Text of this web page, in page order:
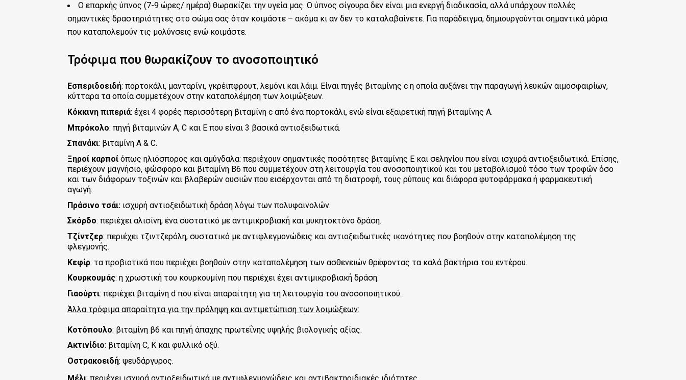
Ο επαρκής ύπνος (7-9 ώρες/ ημέρα) θωρακίζει την υγεία μας. Ο ύπνος σίγουρα δεν είναι μια ενεργή διαδικασία, αλλά υπάρχουν πολλές
σημαντικές δραστηριότητες στο σώμα σας όταν κοιμάστε – ακόμα κι αν δεν το καταλαβαίνετε. Για παράδειγμα, δημιουργούνται σημαντικά μόρια
που καταπολεμούν τις μολύνσεις ενώ κοιμάστε.
Τρόφιμα που θωρακίζουν το ανοσοποιητικό
Εσπεριδοειδή: πορτοκάλι, μανταρίνι, γκρέιπφρουτ, λεμόνι και λάιμ. Είναι πηγές βιταμίνης c η οποία αυξάνει την παραγωγή λευκών αιμοσφαιρίων,
κύτταρα τα οποία συμμετέχουν στην καταπολέμηση των λοιμώξεων.
Κόκκινη πιπεριά: έχει 4 φορές περισσότερη βιταμίνη c από ένα πορτοκάλι, ενώ είναι εξαιρετική πηγή βιταμίνης Α.
Μπρόκολο: πηγή βιταμινών Α, C και Ε που είναι 3 βασικά αντιοξειδωτικά.
Σπανάκι: βιταμίνη Α & C.
Ξηροί καρποί όπως ηλιόσπορος και αμύγδαλα: περιέχουν σημαντικές ποσότητες βιταμίνης Ε και σεληνίου που είναι ισχυρά αντιοξειδωτικά. Επίσης,
περιέχουν μαγνήσιο, φώσφορο και βιταμίνη Β6 που συμμετέχουν στη λειτουργία του ανοσοποιητικού και του μεταβολισμού τόσο των τροφών όσο
και των διάφορων τοξινών και βλαβερών ουσιών που εισέρχονται από τη διατροφή, τους ρύπους και διάφορα φυτοφάρμακα ή φαρμακευτική
αγωγή.
Πράσινο τσάι: ισχυρή αντιοξειδωτική δράση λόγω των πολυφαινολών.
Σκόρδο: περιέχει αλισίνη, ένα συστατικό με αντιμικροβιακή και μυκητοκτόνο δράση.
Τζίντζερ: περιέχει τζιντζερόλη, συστατικό με αντιφλεγμονώδεις και αντιοξειδωτικές ικανότητες που βοηθούν στην καταπολέμηση της
φλεγμονής.
Κεφίρ: τα προβιοτικά που περιέχει βοηθούν στην καταπολέμηση των ασθενειών θρέφοντας τα καλά βακτήρια του εντέρου.
Κουρκουμάς: η χρωστική του κουρκουμίνη που περιέχει έχει αντιμικροβιακή δράση.
Γιαούρτι: περιέχει βιταμίνη d που είναι απαραίτητη για τη λειτουργία του ανοσοποιητικού.
Άλλα τρόφιμα απαραίτητα για την πρόληψη και αντιμετώπιση των λοιμώξεων:
Κοτόπουλο: βιταμίνη β6 και πηγή άπαχης πρωτεΐνης υψηλής βιολογικής αξίας.
Ακτινίδιο: βιταμίνη C, K και φυλλικό οξύ.
Οστρακοειδή: ψευδάργυρος.
Μέλι: περιέχει ισχυρά αντιοξειδωτικά με αντιφλεγμονώδεις και αντιβακτηριδιακές ιδιότητες.